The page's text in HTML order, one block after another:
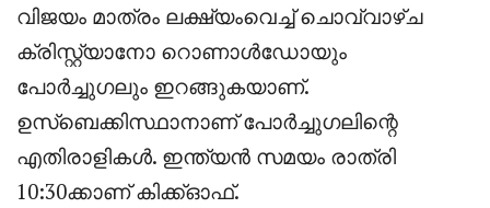
‎വിജയം മാത്രം ലക്ഷ്യംവെച്ച് ചൊവ്വാഴ്ച
ക്രിസ്റ്റ്യാനോ റൊണാൾഡോയും
പോർച്ചുഗലും ഇറങ്ങുകയാണ്.
ഉസ്ബെക്കിസ്ഥാനാണ് പോർച്ചുഗലിന്റെ
എതിരാളികൾ. ഇന്ത്യൻ സമയം രാത്രി
10:30ക്കാണ് കിക്ക്ഓഫ്.